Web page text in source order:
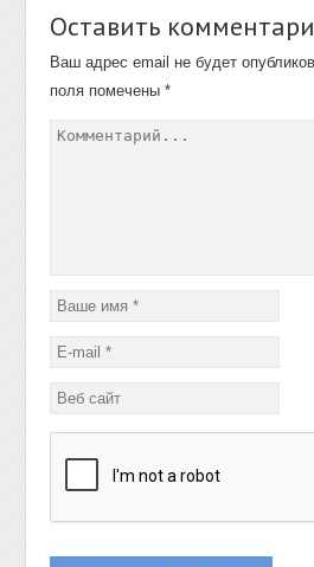
Оставить
Ваш адрес email не будет
поля помечены*